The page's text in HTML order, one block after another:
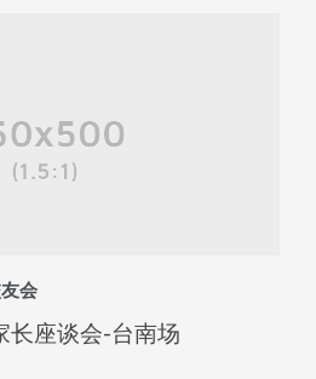
会
长座谈会-台南场